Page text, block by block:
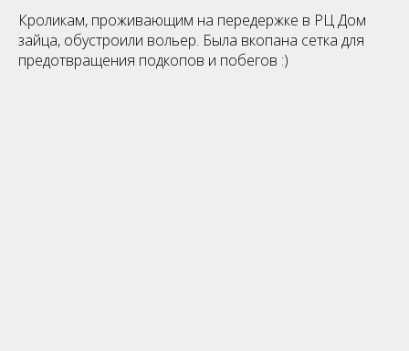
Кроликам, проживающим на передержке в РЦ Дом
зайца, обустроили вольер. Была вкопана сетка для
предотвращения подкопов и побегов :)